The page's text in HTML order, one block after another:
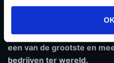
OK
garage.
Met meer dan 24.000
een van de grootste en
bedrijven ter wereld.